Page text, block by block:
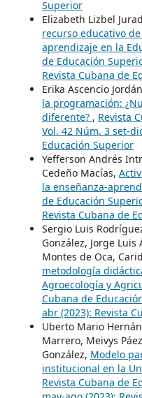
Superior
Elizabeth Lizbel
recurso educativo
aprendizaje en la
de Educación
Revista Cubana de
Erika Ascencio
la programación:
diferente? , Revista
Vol. 42 Núm. 3 set-
Educación Superior
Yefferson Andrés
Cedeño Macías,
la enseñanza-
de Educación
Revista Cubana de
Sergio Luis
González, Jorge
Montes de Oca,
metodología
Agroecología y
Cubana de
abr (2023): Revista
Uberto Mario
Marrero, Meivys
González, Modelo
institucional en la
Revista Cubana de